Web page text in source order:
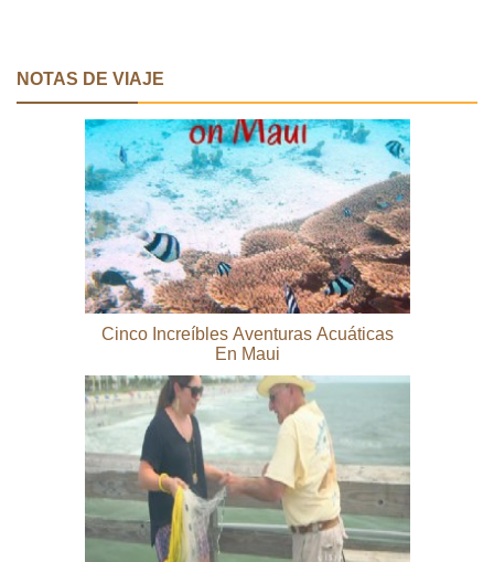
NOTAS DE VIAJE
Cinco Increíbles Aventuras Acuáticas
En Maui